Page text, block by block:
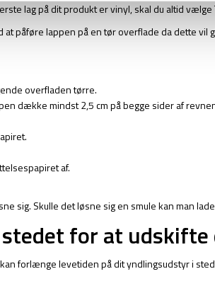
lag på dit produkt er vinyl, skal du altid vælge
påføre lappen på en tør overflade da dette vil
overfladen tørre.
dække mindst 2,5 cm på begge sider af
af.
sig. Skulle det løsne sig en smule kan man
for at udskifte
forlænge levetiden på dit yndlingsudstyr i